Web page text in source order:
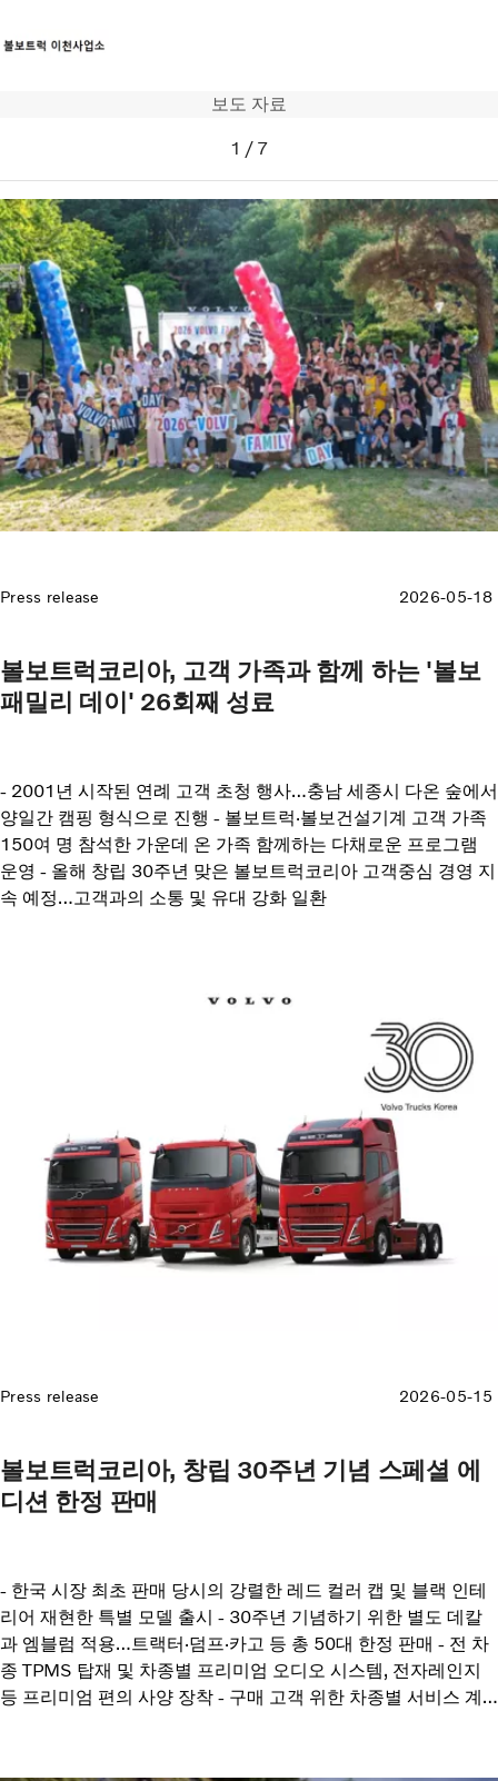
뉴스
연락처
보도 자료
1 / 7
Press release 2026-05-18
볼보트럭코리아, 고객 가족과 함께 하는 '볼보
패밀리 데이' 26회째 성료
- 2001년 시작된 연례 고객 초청 행사…충남 세종시 다온 숲에서
양일간 캠핑 형식으로 진행 - 볼보트럭·볼보건설기계 고객 가족
150여 명 참석한 가운데 온 가족 함께하는 다채로운 프로그램
운영 - 올해 창립 30주년 맞은 볼보트럭코리아 고객중심 경영 지
속 예정…고객과의 소통 및 유대 강화 일환
Press release 2026-05-15
볼보트럭코리아, 창립 30주년 기념 스페셜 에
디션 한정 판매
- 한국 시장 최초 판매 당시의 강렬한 레드 컬러 캡 및 블랙 인테
리어 재현한 특별 모델 출시 - 30주년 기념하기 위한 별도 데칼
과 엠블럼 적용…트랙터·덤프·카고 등 총 50대 한정 판매 - 전 차
종 TPMS 탑재 및 차종별 프리미엄 오디오 시스템, 전자레인지
등 프리미엄 편의 사양 장착 - 구매 고객 위한 차종별 서비스 계